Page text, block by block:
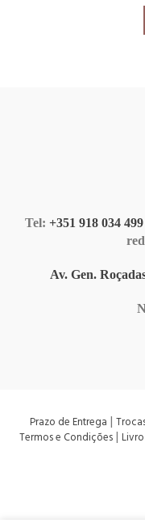
Tel: +351 918 034 499
Av. Gen.
Prazo de Entrega |
Termos e Condições|